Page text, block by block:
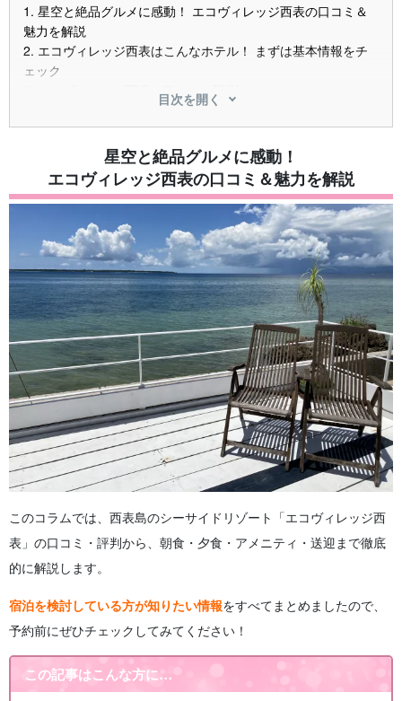
1. 星空と絶品グルメに感動！ エコヴィレッジ西表の口コミ＆
魅力を解説
2. エコヴィレッジ西表はこんなホテル！ まずは基本情報をチ
ェック
エコヴィレッジ西表の口コミ・評判まとめ
良い口コミ・高評価の声
3.2.気になる口コミ・改善点の声
ブログ・SNSでの宿泊レポートまとめ
エコヴィレッジ西表の客室 アメニティを徹底チェック
4.1.客室タイプと室内設備
4.2.アメニティの内容と充実度
電子レンジ・冷蔵庫など備品について
エコヴィレッジ西表の食事 朝食・夕食を詳しく紹介
5.1.朝食メニューと雰囲気
5.2.夕食メニューと特徴
5.3.食事なしプランを選ぶ場合の近隣飲食店
6. エコヴィレッジ西表へのアクセス 送迎サービス情報
6.1.石垣島からのアクセス方法
6.2.送迎サービスの詳細と注意点
7.エコヴィレッジ西表で体験！ 人気のアクティビティ紹介
7.1.西表島ならではの自然体験
7.2.ホテル周辺のおすすめスポット
8.エコヴィレッジ西表に関するよくある質問（FAQ）
9.まとめ
目次を開く
星空と絶品グルメに感動！
エコヴィレッジ西表の口コミ＆魅力を解説
このコラムでは、西表島のシーサイドリゾート「エコヴィレッジ西
表」の口コミ・評判から、朝食・夕食・アメニティ・送迎まで徹底
的に解説します。
宿泊を検討している方が知りたい情報をすべてまとめましたので、
予約前にぜひチェックしてみてください！
この記事はこんな方に…